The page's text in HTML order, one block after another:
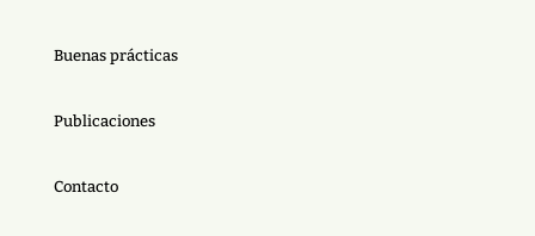
Buenas prácticas
Publicaciones
Contacto